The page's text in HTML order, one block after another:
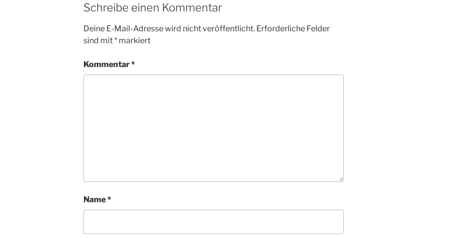
Schreibe einen Kommentar
Deine E-Mail-Adresse wird nicht veröffentlicht. Erforderliche Felder
sind mit*markiert
Kommentar*
Name*